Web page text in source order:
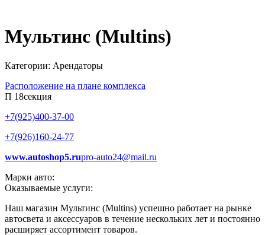
Мультинс (Multins)
Категории: Арендаторы
Расположение на плане комплекса
П 18секция
+7(925)400-37-00
+7(926)160-24-77
www.autoshop5.rupro-auto24@mail.ru
Марки авто:
Оказываемые услуги:
Наш магазин Мультинс (Multins) успешно работает на рынке
автосвета и аксессуаров в течение нескольких лет и постоянно
расширяет ассортимент товаров.